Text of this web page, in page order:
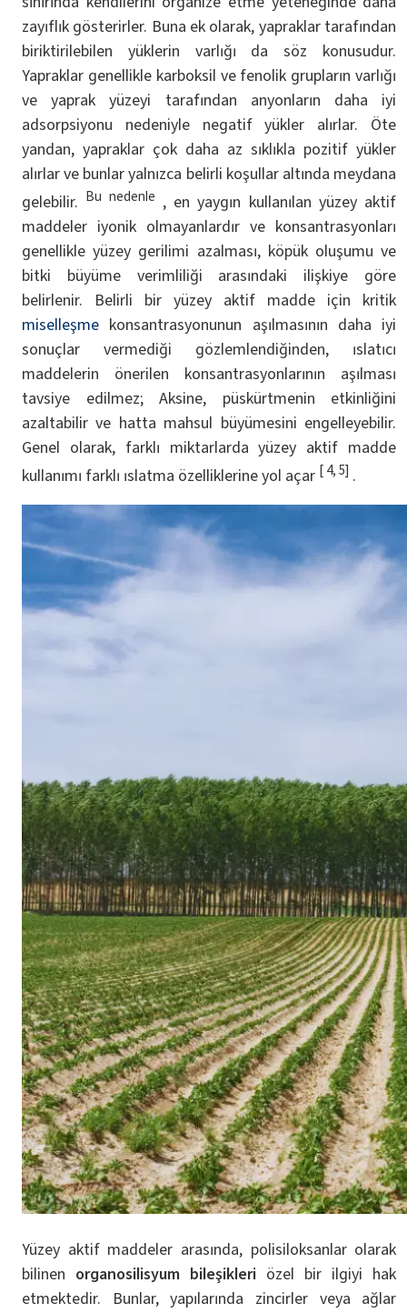
zayıflık gösterirler. Buna ek olarak, yapraklar tarafından
biriktirilebilen yüklerin varlığı da söz konusudur.
Yapraklar genellikle karboksil ve fenolik grupların varlığı
ve yaprak yüzeyi tarafından anyonların daha iyi
adsorpsiyonu nedeniyle negatif yükler alırlar. Öte
yandan, yapraklar çok daha az sıklıkla pozitif yükler
alırlar ve bunlar yalnızca belirli koşullar altında meydana
gelebilir. Bu nedenle , en yaygın kullanılan yüzey aktif
maddeler iyonik olmayanlardır ve konsantrasyonları
genellikle yüzey gerilimi azalması, köpük oluşumu ve
bitki büyüme verimliliği arasındaki ilişkiye göre
belirlenir. Belirli bir yüzey aktif madde için kritik
miselleşme konsantrasyonunun aşılmasının daha iyi
sonuçlar vermediği gözlemlendiğinden, ıslatıcı
maddelerin önerilen konsantrasyonlarının aşılması
tavsiye edilmez; Aksine, püskürtmenin etkinliğini
azaltabilir ve hatta mahsul büyümesini engelleyebilir.
Genel olarak, farklı miktarlarda yüzey aktif madde
kullanımı farklı ıslatma özelliklerine yol açar [ 4, 5] .
Yüzey aktif maddeler arasında, polisiloksanlar olarak
bilinen organosilisyum bileşikleri özel bir ilgiyi hak
etmektedir. Bunlar, yapılarında zincirler veya ağlar